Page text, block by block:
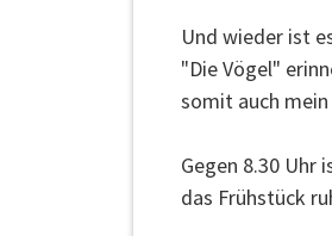
Und wieder ist
"Die Vögel"
somit auch
Gegen 8.30 Uhr
das Frühstück